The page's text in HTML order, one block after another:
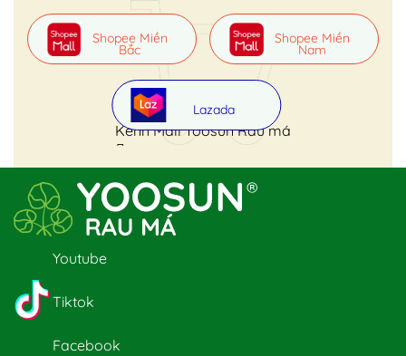
Kênh Mall Yoosun Rau má
Shopee Miền
Bắc
Shopee Miền
Nam
Lazada
Youtube
Tiktok
Facebook